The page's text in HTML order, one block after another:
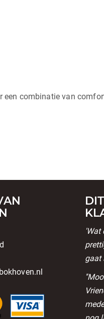
combinatie van
'Wat
gaat